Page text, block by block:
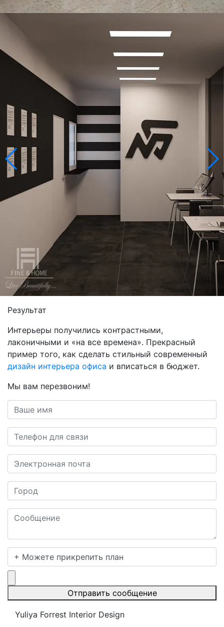
Результат
Интерьеры получились контрастными,
лаконичными и «на все времена». Прекрасный
пример того, как сделать стильный современный
дизайн интерьера офиса и вписаться в бюджет.
Мы вам перезвоним!
+ Можете прикрепить план
Отправить сообщение
Yuliya Forrest Interior Design